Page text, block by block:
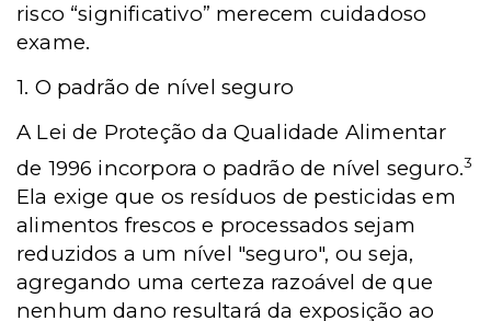
risco “significativo” merecem cuidadoso
exame.
1. O padrão de nível seguro
A Lei de Proteção da Qualidade Alimentar
de 1996 incorpora o padrão de nível seguro.3
Ela exige que os resíduos de pesticidas em
alimentos frescos e processados sejam
reduzidos a um nível "seguro", ou seja,
agregando uma certeza razoável de que
nenhum dano resultará da exposição ao